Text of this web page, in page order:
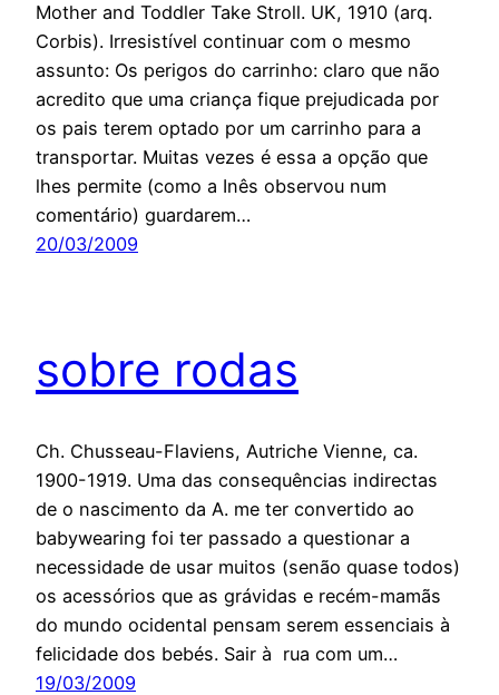
Mother and Toddler Take Stroll. UK, 1910 (arq.
Corbis). Irresistível continuar com o mesmo
assunto: Os perigos do carrinho: claro que não
acredito que uma criança fique prejudicada por
os pais terem optado por um carrinho para a
transportar. Muitas vezes é essa a opção que
lhes permite (como a Inês observou num
comentário) guardarem…
20/03/2009
sobre rodas
Ch. Chusseau-Flaviens, Autriche Vienne, ca.
1900-1919. Uma das consequências indirectas
de o nascimento da A. me ter convertido ao
babywearing foi ter passado a questionar a
necessidade de usar muitos (senão quase todos)
os acessórios que as grávidas e recém-mamãs
do mundo ocidental pensam serem essenciais à
felicidade dos bebés. Sair à rua com um…
19/03/2009